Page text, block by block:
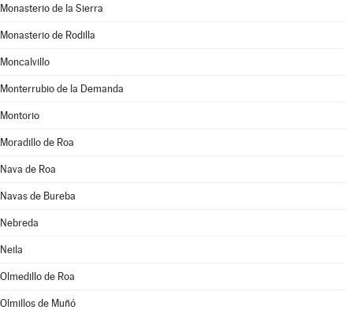
Monasterio de la Sierra
Monasterio de Rodilla
Moncalvillo
Monterrubio de la Demanda
Montorio
Moradillo de Roa
Nava de Roa
Navas de Bureba
Nebreda
Neila
Olmedillo de Roa
Olmillos de Muñó